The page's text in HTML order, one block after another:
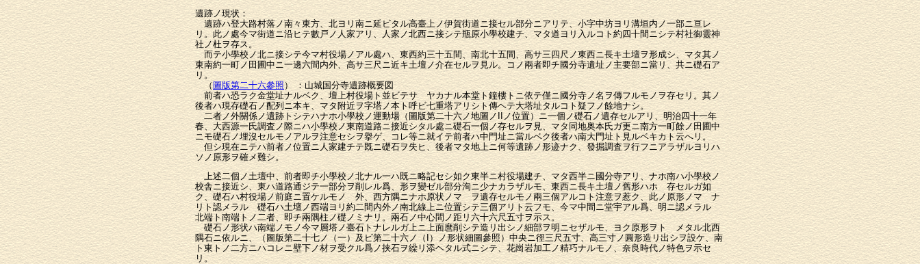
遺跡ノ現状：
遺跡ハ登大路村落ノ南々東方、北ヨリ南ニ延ビタル高臺上ノ伊賀街道ニ接セル部分ニアリテ、小字中坊ヨリ溝垣内ノ一部ニ亘レ
リ。此ノ處今マ街道ニ沿ヒテ數戸ノ人家アリ、人家ノ北西ニ接シテ瓶原小學校建チ、マタ道ヨリ入ルコト約四十間ニシテ村社御靈神
社ノ杜ヲ存ス。
而テ小學校ノ北ニ接シテ今マ村役場ノアル處ハ、東西約三十五間、南北十五間、高サ三四尺ノ東西ニ長キ土壇ヲ形成シ、マタ其ノ
東南約一町ノ田圃中ニ一邊六間内外、高サ三尺ニ近キ土壇ノ介在セルヲ見ル。コノ兩者即チ國分寺遺址ノ主要部ニ當リ、共ニ礎石ア
リ。
（圖版第二十六參照） ：山城国分寺遺跡概要図
前者ハ恐ラク金堂址ナルベク、壇上村役場ト並ビテサゝヤカナル本堂ト鐘樓トニ依テ僅ニ國分寺ノ名ヲ傳フルモノヲ存セリ。其ノ
後者ハ現存礎石ノ配列ニ本キ、マタ附近ヲ字塔ノ本ト呼ビ七重塔アリシト傳ヘテ大塔址タルコト疑フノ餘地ナシ。
二者ノ外關係ノ遺跡トシテハナホ小學校ノ運動場（圖版第二十六ノ地圖ノIIノ位置）ニ一個ノ礎石ノ遺存セルアリ、明治四十一年
春、大西源一氏調査ノ際ニハ小學校ノ東南道路ニ接近シタル處ニ礎石一個ノ存セルヲ見、マタ同地奥本氏ガ更ニ南方一町餘ノ田圃中
ニモ礎石ノ埋沒セルモノアルヲ注意セシヲ擧ゲ、コレ等ニ就イテ前者ハ中門址ニ當ルベク後者ハ南大門址ト見ルベキカト云へリ。
但シ現在ニテハ前者ノ位置ニ人家建チテ既ニ礎石ヲ失ヒ、後者マタ地上ニ何等遺跡ノ形迹ナク、發掘調査ヲ行フニアラザルヨリハ
ソノ原形ヲ確メ難シ。
上述二個ノ土壇中、前者即チ小學校ノ北ナル一ハ既ニ略記セシ如ク東半ニ村役場建チ、マタ西半ニ國分寺アリ、ナホ南ハ小學校ノ
校舎ニ接近シ、東ハ道路通ジテ一部分ヲ削レル爲、形ヲ變ゼル部分洵ニ少ナカラザルモ、東西ニ長キ土壇ノ舊形ハホゞ存セルガ如
ク、礎石ハ村役場ノ前庭ニ置ケルモノゝ外、西方隅ニナホ原状ノマゝヲ遺存セルモノ兩三個アルコト注意ヲ惹ク、此ノ原形ノマゝナ
リト認メラルゝ礎石ハ土壇ノ西端ヨリ約二間内外ノ南北線上ニ位置シテ三個アリト云フモ、今マ中間ニ堂宇アル爲、明ニ認メラルゝ
北端ト南端トノ二者、即チ兩隅柱ノ礎ノミナリ。兩石ノ中心間ノ距リ六十六尺五寸ヲ示ス。
礎石ノ形状ハ南端ノモノ今マ層塔ノ臺石トナレルガ上ニ上面麿削シテ造リ出シノ細部ヲ明ニセザルモ、ヨク原形ヲトゞメタル北西
隅石ニ依ルニ、（圖版第二十七ノ（一）及ビ第二十六ノ（I）ノ形状細圖參照）中央ニ徑三尺五寸、高三寸ノ圓形造リ出シヲ設ケ、南
ト東トノ二方ニハコレニ壁下ノ材ヲ受クル爲ノ挟石ヲ繰リ添ヘタル式ニシテ、花崗岩加工ノ精巧ナルモノ、奈良時代ノ特色ヲ示セ
リ。